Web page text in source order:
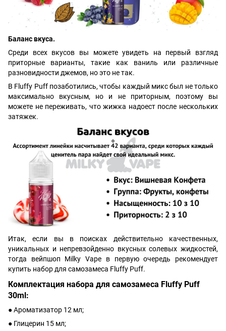
Баланс вкуса.
Среди всех вкусов вы можете увидеть на первый взгляд
приторные варианты, такие как ваниль или различные
разновидности джемов, но это не так.
В Fluffy Puff позаботились, чтобы каждый микс был не только
максимально вкусным, но и не приторным, поэтому вы
можете не переживать, что жижка надоест после нескольких
затяжек.
Итак, если вы в поисках действительно качественных,
уникальных и непревзойденно вкусных солевых жидкостей,
тогда вейпшоп Milky Vape в первую очередь рекомендует
купить набор для самозамеса Fluffy Puff.
Комплектация набора для самозамеса Fluffy Puff
30ml:
● Ароматизатор 12 мл;
● Глицерин 15 мл;